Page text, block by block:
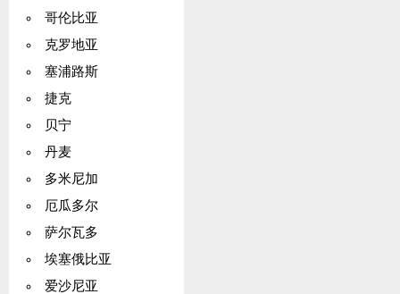
哥伦比亚
克罗地亚
塞浦路斯
捷克
贝宁
丹麦
多米尼加
厄瓜多尔
萨尔瓦多
埃塞俄比亚
爱沙尼亚